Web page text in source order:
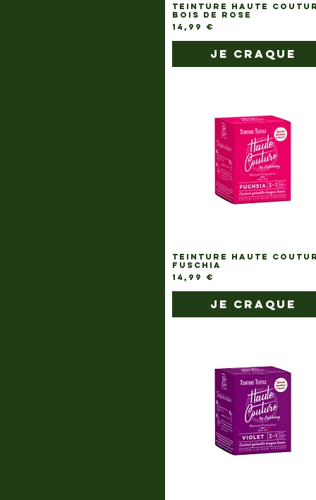
TEINTURE HAUTE
BOIS DE ROSE
Prix
14,99 €
je craque
TEINTURE HAUTE
FUSCHIA
Prix
14,99 €
je craque